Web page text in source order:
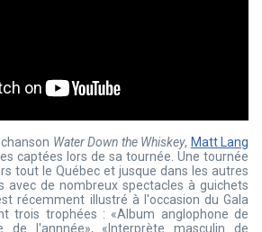
Water Down the Whiskey, Matt Lang
captées lors de sa tournée. Une tournée
tout le Québec et jusque dans les autres
avec de nombreux spectacles à guichets
récemment illustré à l'occasion du Gala
trois trophées : «Album anglophone de
de l'annnée», «Interprète masculin de